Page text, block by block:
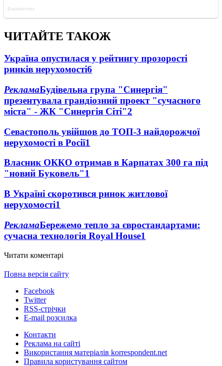
ЧИТАЙТЕ ТАКОЖ
Україна опустилася у рейтингу прозорості
ринків нерухомості6
РекламаБудівельна група "Синергія"
презентувала грандіозний проект "сучасного
міста" - ЖК "Синергія Сіті"2
Севастополь увійшов до ТОП-3 найдорожчої
нерухомості в Росії1
Власник ОККО отримав в Карпатах 300 га під
"новий Буковель"1
В Україні скоротився ринок житлової
нерухомості1
РекламаБережемо тепло за євростандартами:
сучасна технологія Royal House1
Читати коментарі
Повна версія сайту
Facebook
Twitter
RSS-стрічки
E-mail розсилка
Контакти
Реклама на сайті
Використання матеріалів korrespondent.net
Правила користування сайтом